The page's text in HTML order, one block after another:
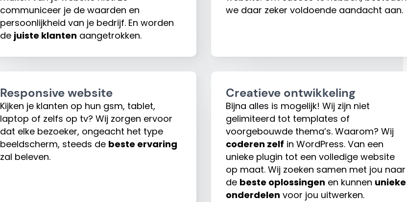
communiceer je de waarden en
persoonlijkheid van je bedrijf. En worden
de juiste klanten aangetrokken.
we daar zeker voldoende aandacht aan.
Responsive website
Kijken je klanten op hun gsm, tablet,
laptop of zelfs op tv? Wij zorgen ervoor
dat elke bezoeker, ongeacht het type
beeldscherm, steeds de beste ervaring
zal beleven.
Creatieve ontwikkeling
Bijna alles is mogelijk! Wij zijn niet
gelimiteerd tot templates of
voorgebouwde thema’s. Waarom? Wij
coderen zelf in WordPress. Van een
unieke plugin tot een volledige website
op maat. Wij zoeken samen met jou naar
de beste oplossingen en kunnen unieke
onderdelen voor jou uitwerken.